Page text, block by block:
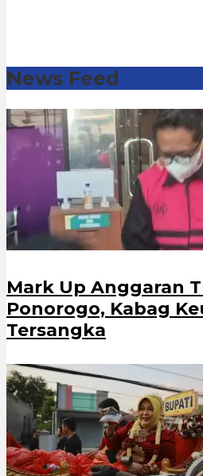
News Feed
Mark Up Anggaran
Ponorogo, Kabag
Tersangka